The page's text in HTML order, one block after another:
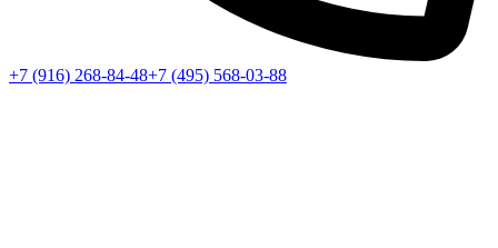
+7 (916) 268-84-48+7 (495) 568-03-88